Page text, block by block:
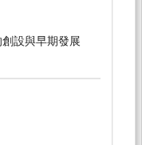
設與早期發展